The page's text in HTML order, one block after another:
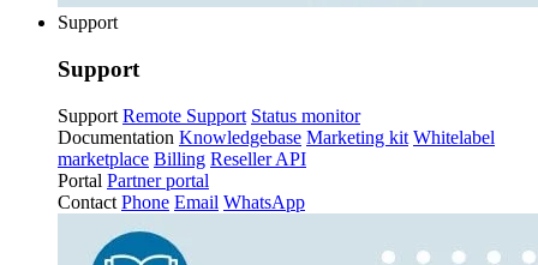
Support
Support
Support Remote Support Status monitor
Documentation Knowledgebase Marketing kit Whitelabel
marketplace Billing Reseller API
Portal Partner portal
Contact Phone Email WhatsApp